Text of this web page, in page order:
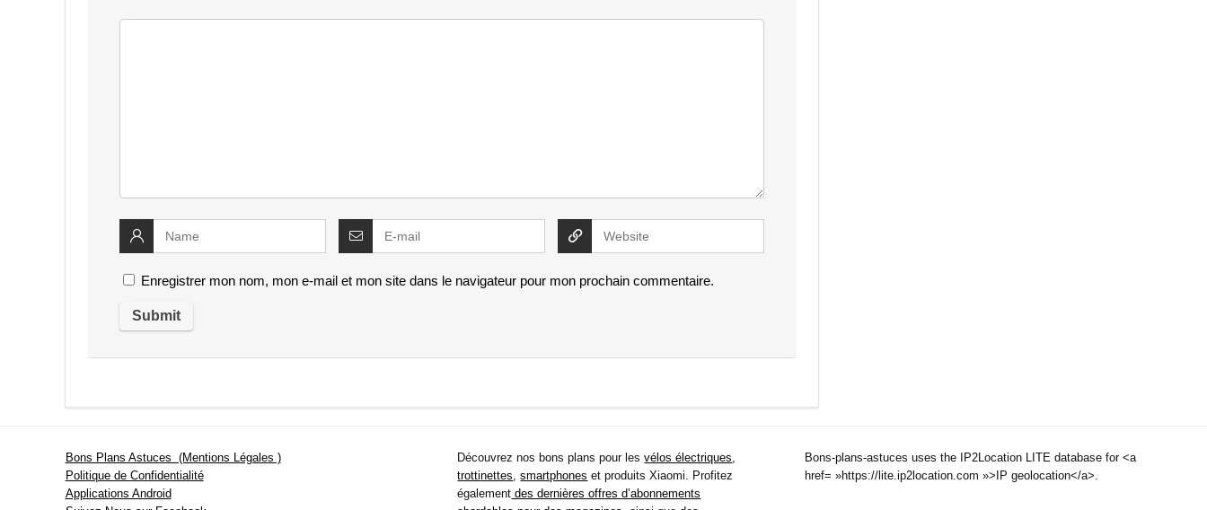
Enregistrer mon nom, mon e-mail et mon site dans le navigateur pour mon prochain commentaire.
Bons Plans Astuces (Mentions Légales )
Politique de Confidentialité
Applications Android
Découvrez nos bons plans pour lesvélos électriques
trottinettes ,smartphones et produits Xiaomi. Profitez
également des dernières offres d’abonnements
Bons-plans-astuces uses the IP2Location LITE database for <a
href= »https://lite.ip2location.com »>IP geolocation</a>.